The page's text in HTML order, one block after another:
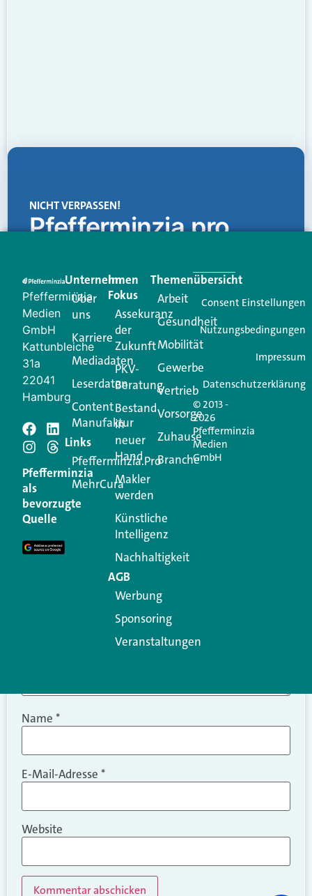
NICHT VERPASSEN!
Pfefferminzia.pro
Creator für Ihre Kundenkommunikation. Alles, was
Ihren Vertriebsalltag leichter macht. Mit nur einem
Login.
Jetzt anmelden
Schreiben Sie einen
Kommentar
Ihre E-Mail-Adresse wird nicht veröffentlicht.
Erforderliche Felder sind mit
Kommentar
Name *
E-Mail-Adresse *
Website
Pfefferminzia
Medien
GmbH
Kattunbleiche
31a
22041
Hamburg
Pfefferminzia
als
bevorzugte
Quelle
Unternehmen
Über
uns
Karriere
Mediadaten
Leserdaten
Content
Manufaktur
Links
Pfefferminzia.Pro
MehrCura
Im
Fokus
Assekuranz
der
Zukunft
PKV-
Beratung
Bestand
in
neuer
Hand
Makler
werden
Künstliche
Intelligenz
Nachhaltigkeit
AGB
Werbung
Sponsoring
Veranstaltungen
Themenübersicht
Arbeit
Gesundheit
Mobilität
Gewerbe
Vertrieb
Vorsorge
Zuhause
Branche
© 2013 -
2026
Pfefferminzia
Medien
GmbH
Consent Einstellungen
Nutzungsbedingungen
Impressum
Datenschutzerklärung